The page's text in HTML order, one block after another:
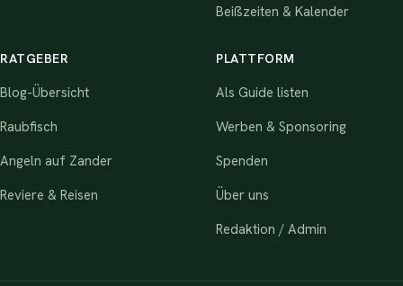
Beißzeiten & Kalender
RATGEBER
Blog-Übersicht
Raubfisch
Angeln auf Zander
Reviere & Reisen
PLATTFORM
Als Guide listen
Werben & Sponsoring
Spenden
Über uns
Redaktion / Admin